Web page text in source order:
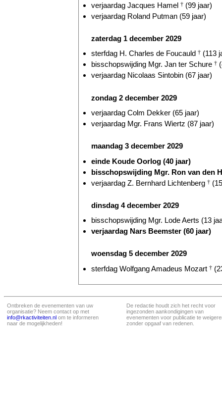
verjaardag Jacques Hamel † (99 jaar)
verjaardag Roland Putman (59 jaar)
zaterdag 1 december 2029
sterfdag H. Charles de Foucauld † (113
bisschopswijding Mgr. Jan ter Schure †
verjaardag Nicolaas Sintobin (67 jaar)
zondag 2 december 2029
verjaardag Colm Dekker (65 jaar)
verjaardag Mgr. Frans Wiertz (87 jaar)
maandag 3 december 2029
einde Koude Oorlog (40 jaar)
bisschopswijding Mgr. Ron van den
verjaardag Z. Bernhard Lichtenberg †
dinsdag 4 december 2029
bisschopswijding Mgr. Lode Aerts (13
verjaardag Nars Beemster (60 jaar)
woensdag 5 december 2029
sterfdag Wolfgang Amadeus Mozart †
Ontbreken de evenementen van uw
organisatie? Neem contact op met
info@rkactiviteiten.nl om te informeren
naar de mogelijkheden!
De redactie houdt zich het recht voor
ingezonden aankondigingen van
evenementen voor publicatie te
zonder opgaaf van redenen.